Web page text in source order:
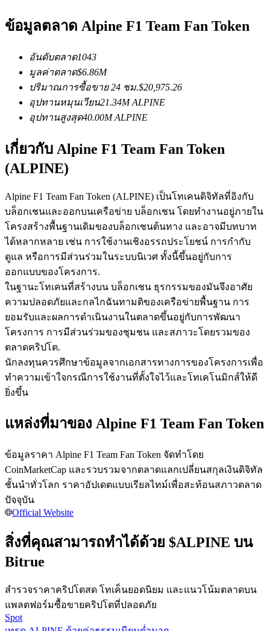
คัดลอกการซื้อขาย
เป็นเทรดเดอร์คัดลอก
เพลิดเพลินกับการแบ่งปันผลกำไรและค่าคอมมิชชั่นการคัด
ลอกการซื้อขาย
ข้อมูล
การวิเคราะห์ข้อมูลขนาดใหญ่ รวมถึงข้อมูลการค้า ฯลฯ
แนะนำ
ข้อมูลตลาด Alpine F1 Team Fan Token
อันดับตลาด1043
มูลค่าตลาด$6.86M
ปริมาณการซื้อขาย 24 ชม.$20,975.26
อุปทานหมุนเวียน21.34M ALPINE
อุปทานสูงสุด40.00M ALPINE
เกี่ยวกับ Alpine F1 Team Fan Token
(ALPINE)
Alpine F1 Team Fan Token (ALPINE) เป็นโทเคนดิจิทัลที่อิงกับ
บล็อกเชนและออกบนเครือข่าย บล็อกเชน โดยทำงานอยู่ภายใน
โครงสร้างพื้นฐานเดิมของบล็อกเชนต้นทาง และอาจมีบทบาท
ได้หลากหลาย เช่น การใช้งานเชิงอรรถประโยชน์ การกำกับ
ดูแล หรือการมีส่วนร่วมในระบบนิเวศ ทั้งนี้ขึ้นอยู่กับการ
ออกแบบของโครงการ.
ในฐานะโทเคนที่สร้างบน บล็อกเชน ธุรกรรมของมันจึงอาศัย
ความปลอดภัยและกลไกฉันทามติของเครือข่ายพื้นฐาน การ
ยอมรับและผลการดำเนินงานในตลาดขึ้นอยู่กับการพัฒนา
โครงการ การมีส่วนร่วมของชุมชน และสภาวะโดยรวมของ
ตลาดคริปโต.
นักลงทุนควรศึกษาข้อมูลจากเอกสารทางการของโครงการเพื่อ
ทำความเข้าใจกรณีการใช้งานที่ตั้งใจไว้และโทเคโนมิกส์ให้ดี
ยิ่งขึ้น
แหล่งที่มาของ Alpine F1 Team Fan Token
ข้อมูลราคา Alpine F1 Team Fan Token จัดทำโดย
CoinMarketCap และรวบรวมจากตลาดแลกเปลี่ยนสกุลเงินดิจิทัล
ชั้นนำทั่วโลก ราคาอัปเดตแบบเรียลไทม์เพื่อสะท้อนสภาวตลาด
ปัจจุบัน
Official Website
สิ่งที่คุณสามารถทำได้ด้วย $ALPINE บน
Bitrue
สำรวจราคาคริปโตสด โทเค็นยอดนิยม และแนวโน้มตลาดบน
แพลตฟอร์มซื้อขายคริปโตที่ปลอดภัย
Spot